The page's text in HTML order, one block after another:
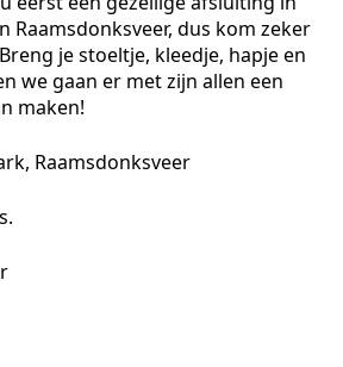
Raamsdonksveer, dus kom zeker
je stoeltje, kleedje, hapje en
we gaan er met zijn allen een
maken!
Raamsdonksveer